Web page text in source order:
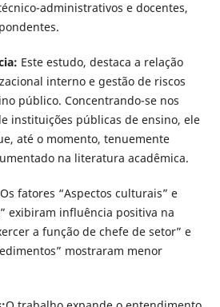
administrativos e docentes,
Este estudo, destaca a relação
interno e gestão de riscos
público. Concentrando-se nos
instituições públicas de ensino, ele
até o momento, tenuemente
na literatura acadêmica.
Os fatores “Aspectos culturais” e
exibiram influência positiva na
a função de chefe de setor” e
mostraram menor